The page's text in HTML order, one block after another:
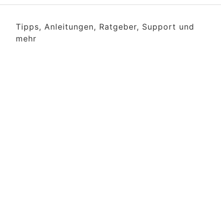
Tipps, Anleitungen, Ratgeber, Support und
mehr